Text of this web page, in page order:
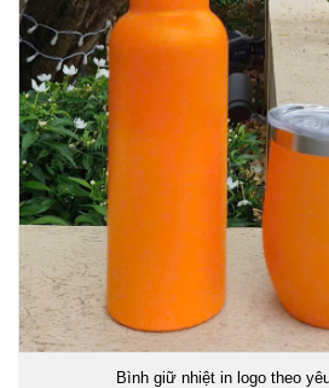
Bình giữ nhiệt in logo theo